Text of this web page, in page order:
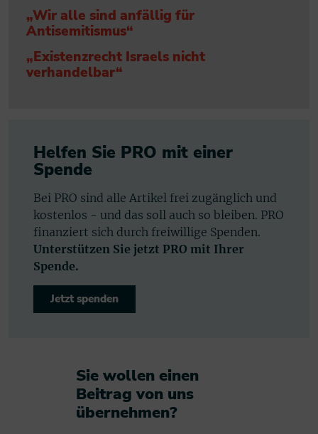
„Wir alle sind anfällig für
Antisemitismus“
„Existenzrecht Israels nicht
verhandelbar“
Helfen Sie PRO mit einer
Spende
Bei PRO sind alle Artikel frei zugänglich und
kostenlos - und das soll auch so bleiben. PRO
finanziert sich durch freiwillige Spenden.
Unterstützen Sie jetzt PRO mit Ihrer
Spende.
Jetzt spenden
Sie wollen einen
Beitrag von uns
übernehmen?​